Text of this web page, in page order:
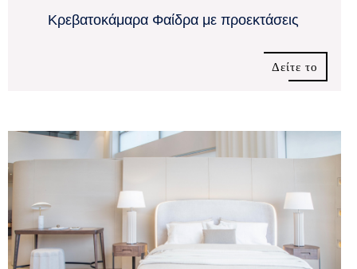
Κρεβατοκάμαρα Φαίδρα με προεκτάσεις
Δείτε το